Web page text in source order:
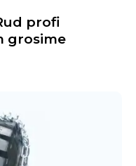
profi
grosime